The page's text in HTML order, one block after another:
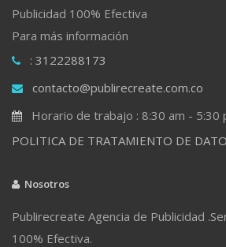
Publicidad 100% Efectiva
Para más información
: 3122288173
contacto@publirecreate.com.co
Horario de trabajo : 8:30 am - 5:30
POLITICA DE TRATAMIENTO DE
Nosotros
Publirecreate Agencia de Publicidad
100% Efectiva.